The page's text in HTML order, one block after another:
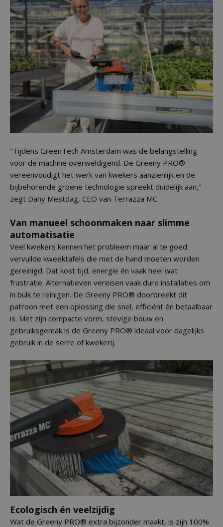
"Tijdens GreenTech Amsterdam was de belangstelling
voor de machine overweldigend. De Greeny PRO®
vereenvoudigt het werk van kwekers aanzienlijk en de
bijbehorende groene technologie spreekt duidelijk aan,"
zegt Dany Mestdag, CEO van Terrazza MC.
Van manueel schoonmaken naar slimme
automatisatie
Veel kwekers kennen het probleem maar al te goed:
vervuilde kweektafels die met de hand moeten worden
gereinigd. Dat kost tijd, energie én vaak heel wat
frustratie. Alternatieven vereisen vaak dure installaties om
in bulk te reinigen. De Greeny PRO® doorbreekt dit
patroon met een oplossing die snel, efficiënt én betaalbaar
is. Met zijn compacte vorm, stevige bouw en
gebruiksgemak is de Greeny PRO® ideaal voor dagelijks
gebruik in de serre of kwekerij.
Ecologisch én veelzijdig
Wat de Greeny PRO® extra bijzonder maakt, is zijn 100%